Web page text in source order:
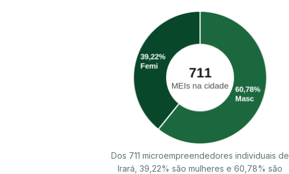
Dos 711 microempreendedores individuais de
Irará, 39,22% são mulheres e 60,78% são